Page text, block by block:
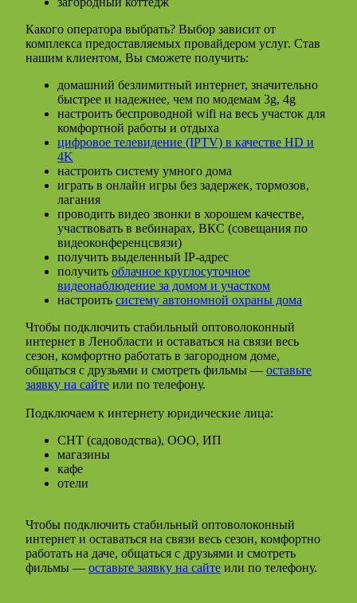
Какого оператора выбрать? Выбор зависит от
комплекса предоставляемых провайдером услуг. Став
нашим клиентом, Вы сможете получить:
домашний безлимитный интернет, значительно
быстрее и надежнее, чем по модемам 3g, 4g
настроить беспроводной wifi на весь участок для
комфортной работы и отдыха
цифровое телевидение (IPTV) в качестве HD и
4K
настроить систему умного дома
играть в онлайн игры без задержек, тормозов,
лагания
проводить видео звонки в хорошем качестве,
участвовать в вебинарах, ВКС (совещания по
видеоконференцсвязи)
получить выделенный IP-адрес
получить облачное круглосуточное
видеонаблюдение за домом и участком
настроить систему автономной охраны дома
Чтобы подключить стабильный оптоволоконный
интернет в Ленобласти и оставаться на связи весь
сезон, комфортно работать в загородном доме,
общаться с друзьями и смотреть фильмы — оставьте
заявку на сайте или по телефону.
Подключаем к интернету юридические лица:
СНТ (садоводства), ООО, ИП
магазины
кафе
отели
Чтобы подключить стабильный оптоволоконный
интернет и оставаться на связи весь сезон, комфортно
работать на даче, общаться с друзьями и смотреть
фильмы — оставьте заявку на сайте или по телефону.